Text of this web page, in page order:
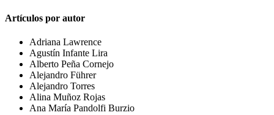
Artículos por autor
Adriana Lawrence
Agustín Infante Lira
Alberto Peña Cornejo
Alejandro Führer
Alejandro Torres
Alina Muñoz Rojas
Ana María Pandolfi Burzio